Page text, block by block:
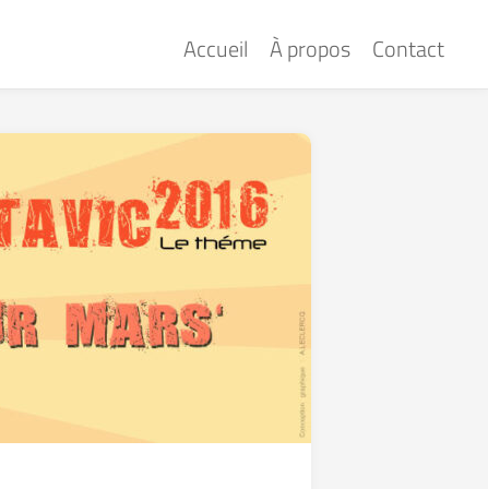
Accueil À propos Contact